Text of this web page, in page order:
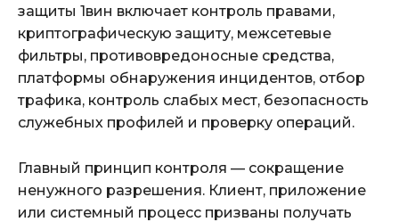
защиты 1вин включает контроль правами,
криптографическую защиту, межсетевые
фильтры, противовредоносные средства,
платформы обнаружения инцидентов, отбор
трафика, контроль слабых мест, безопасность
служебных профилей и проверку операций.
Главный принцип контроля — сокращение
ненужного разрешения. Клиент, приложение
или системный процесс призваны получать